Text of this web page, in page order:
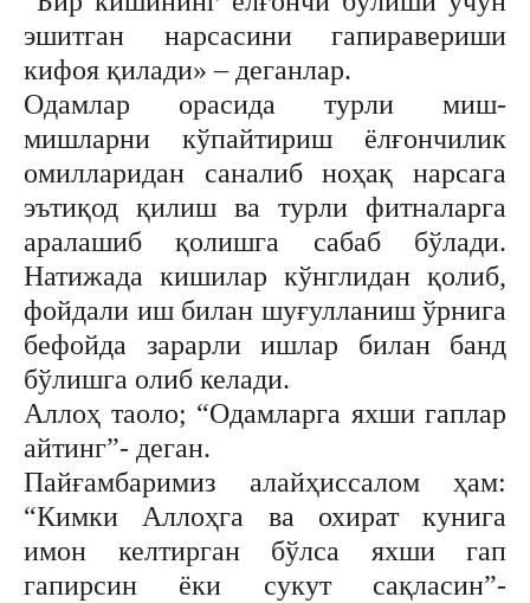
эшитган нарсасини гапиравериши
кифоя қилади» – деганлар.
Одамлар орасида турли миш-
мишларни кўпайтириш ёлғончилик
омилларидан саналиб ноҳақ нарсага
эътиқод қилиш ва турли фитналарга
аралашиб қолишга сабаб бўлади.
Натижада кишилар кўнглидан қолиб,
фойдали иш билан шуғулланиш ўрнига
бефойда зарарли ишлар билан банд
бўлишга олиб келади.
Аллоҳ таоло; “Одамларга яхши гаплар
айтинг”- деган.
Пайғамбаримиз алайҳиссалом ҳам:
“Кимки Аллоҳга ва охират кунига
имон келтирган бўлса яхши гап
гапирсин ёки сукут сақласин”-